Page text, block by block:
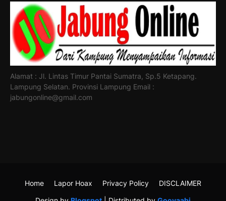
Alamat : Jl. Lintas Timur Pantai Sumatra, Sp.5 Ketapang.
Lampung Selatan. Provinsi Lampung Email :
jabungonline@gmail.com
Home Lapor Hoax Privacy Policy DISCLAIMER